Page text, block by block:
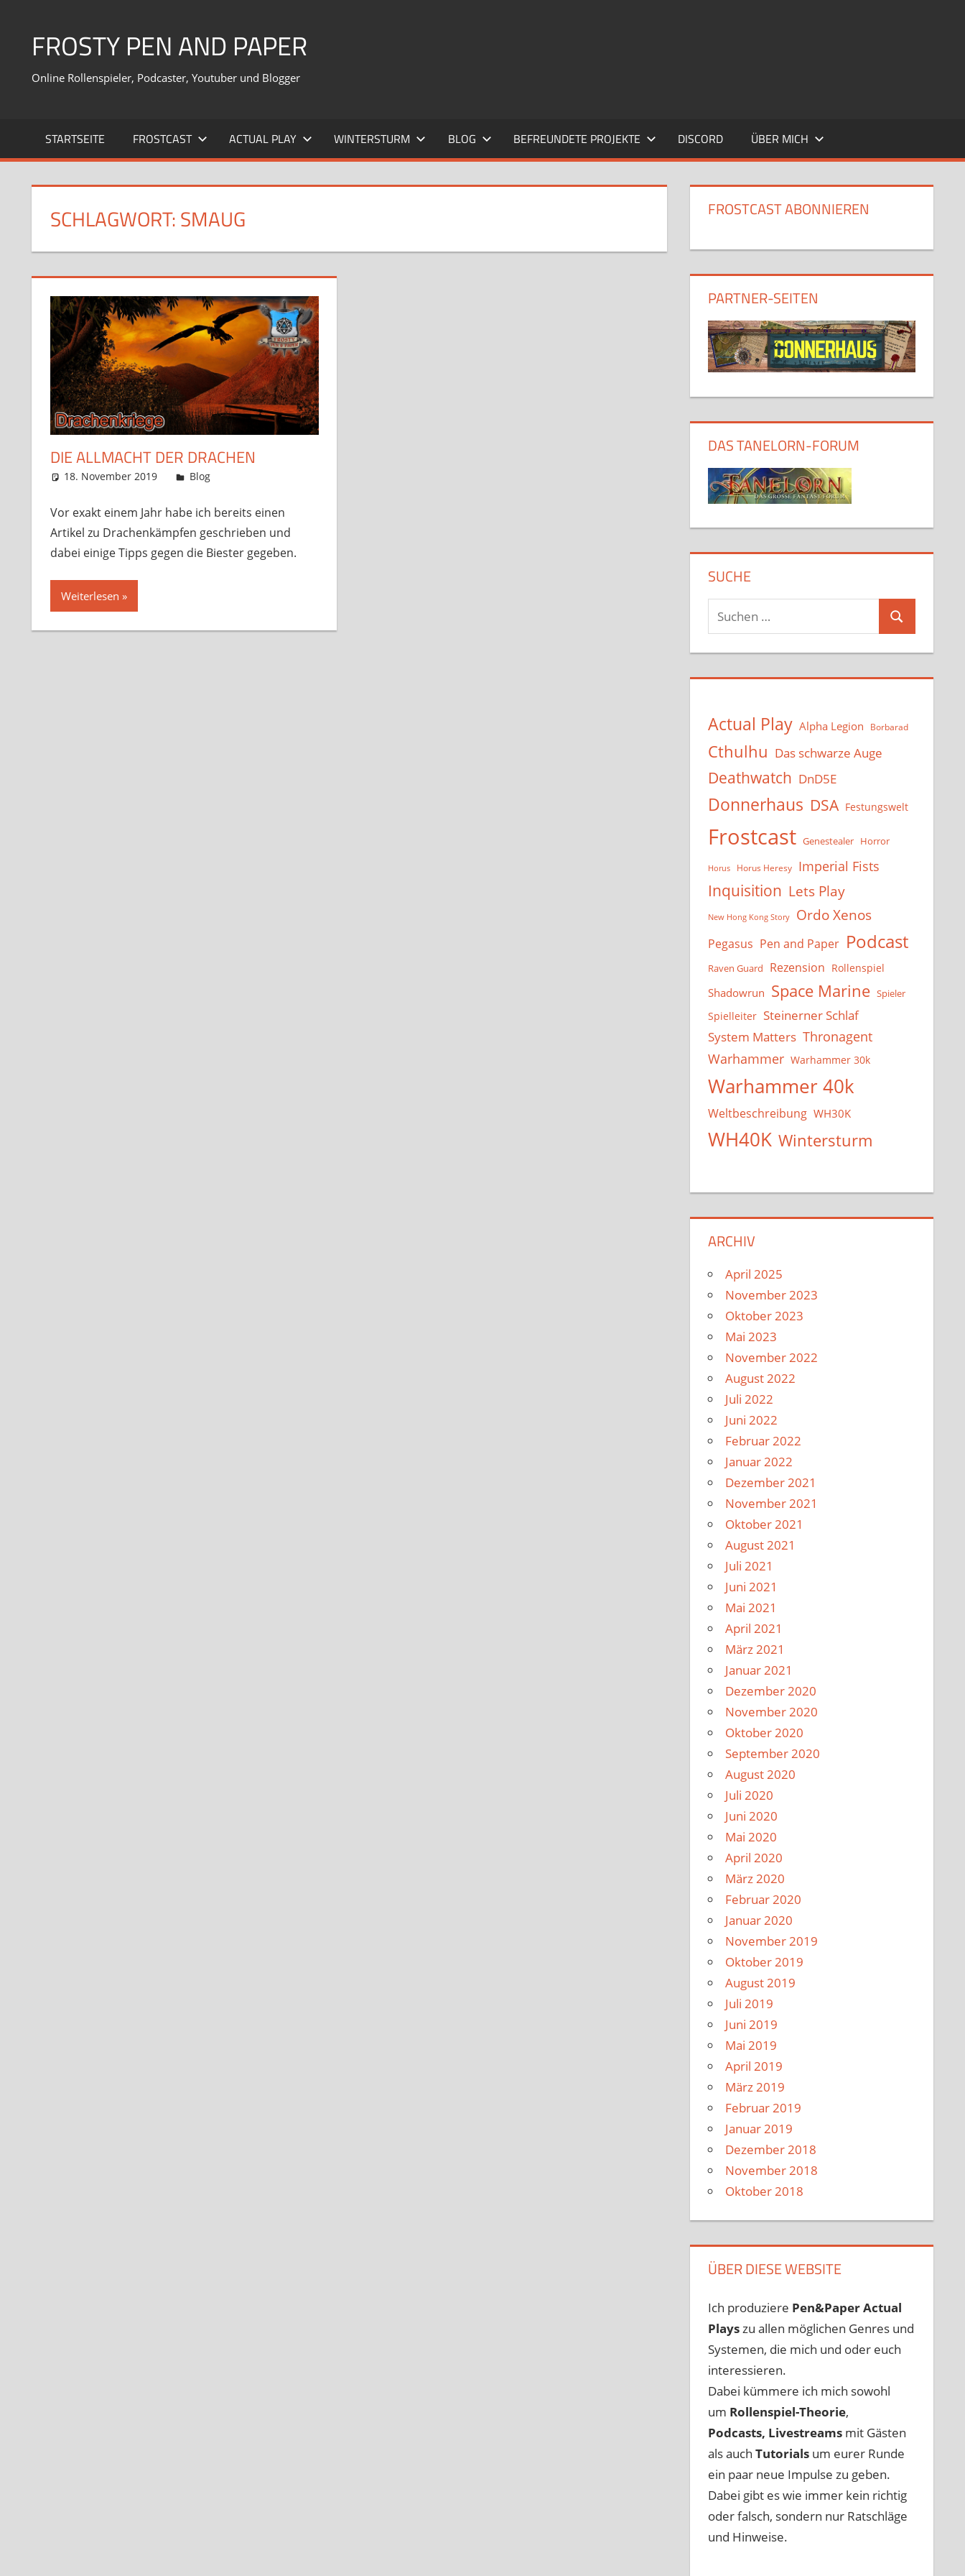
springenFROSTY PEN AND PAPER
Online Rollenspieler, Podcaster, Youtuber und Blogger
STARTSEITE FROSTCAST ACTUAL PLAY WINTERSTURM BLOG BEFREUNDETE PROJEKTE DISCORD ÜBER MICH
SCHLAGWORT:SMAUG
DIE ALLMACHT DER DRACHEN
18. November 2019 Frosty
Blog
Vor exakt einem Jahr habe ich bereits einen
Artikel zu Drachenkämpfen geschrieben und
dabei einige Tipps gegen die Biester gegeben.
Weiterlesen
FROSTCAST ABONNIEREN
PARTNER-SEITEN
DAS TANELORN-FORUM
SUCHE
Suchen
nach:
Suchen
Actual Play Alpha Legion Borbarad
Cthulhu Das schwarze Auge
Deathwatch DnD5E
Donnerhaus DSA Festungswelt
Frostcast Genestealer Horror
Horus Horus Heresy Imperial Fists
Inquisition Lets Play
New Hong Kong Story Ordo Xenos
Pegasus Pen and Paper Podcast
Raven Guard Rezension Rollenspiel
Shadowrun Space Marine Spieler
Spielleiter Steinerner Schlaf
System Matters Thronagent
Warhammer Warhammer 30k
Warhammer 40k
Weltbeschreibung WH30K
WH40K Wintersturm
ARCHIV
April 2025
November 2023
Oktober 2023
Mai 2023
November 2022
August 2022
Juli 2022
Juni 2022
Februar 2022
Januar 2022
Dezember 2021
November 2021
Oktober 2021
August 2021
Juli 2021
Juni 2021
Mai 2021
April 2021
März 2021
Januar 2021
Dezember 2020
November 2020
Oktober 2020
September 2020
August 2020
Juli 2020
Juni 2020
Mai 2020
April 2020
März 2020
Februar 2020
Januar 2020
November 2019
Oktober 2019
August 2019
Juli 2019
Juni 2019
Mai 2019
April 2019
März 2019
Februar 2019
Januar 2019
Dezember 2018
November 2018
Oktober 2018
ÜBER DIESE WEBSITE
Ich produziere Pen&PaperActual
Playszu allen möglichen Genres und
Systemen, die mich und oder euch
interessieren.
Dabei kümmere ich mich sowohl
um Rollenspiel-Theorie,
Podcasts, Livestreams mit Gästen
als auchTutorials um eurer Runde
ein paar neue Impulse zu geben.
Dabei gibt es wie immer kein richtig
oder falsch, sondern nur Ratschläge
und Hinweise.